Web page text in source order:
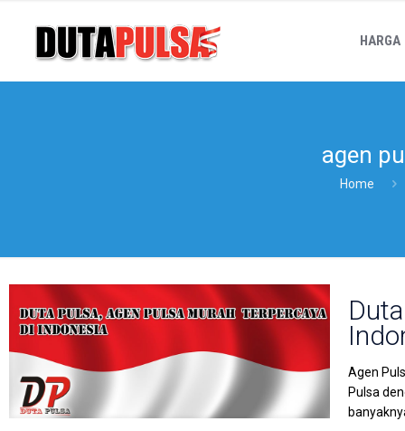
HARGA
agen
Home
Agen
Pulsa